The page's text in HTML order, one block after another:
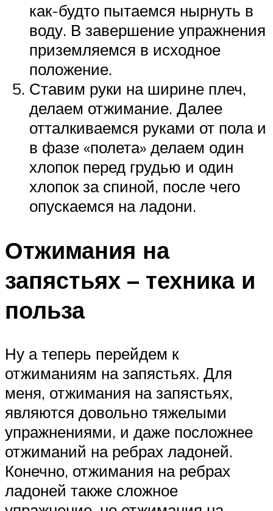
как-будто пытаемся нырнуть в
воду. В завершение упражнения
приземляемся в исходное
положение.
Ставим руки на ширине плеч,
делаем отжимание. Далее
отталкиваемся руками от пола и
в фазе «полета» делаем один
хлопок перед грудью и один
хлопок за спиной, после чего
опускаемся на ладони.
Отжимания на
запястьях – техника и
польза
Ну а теперь перейдем к
отжиманиям на запястьях. Для
меня, отжимания на запястьях,
являются довольно тяжелыми
упражнениями, и даже посложнее
отжиманий на ребрах ладоней.
Конечно, отжимания на ребрах
ладоней также сложное